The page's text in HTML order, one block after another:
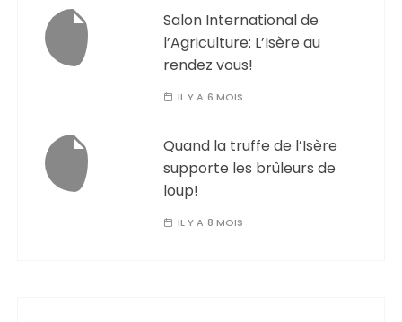
Salon International de
l’Agriculture: L’Isère au
rendez vous!
IL Y A 6 MOIS
Quand la truffe de l’Isère
supporte les brûleurs de
loup!
IL Y A 8 MOIS